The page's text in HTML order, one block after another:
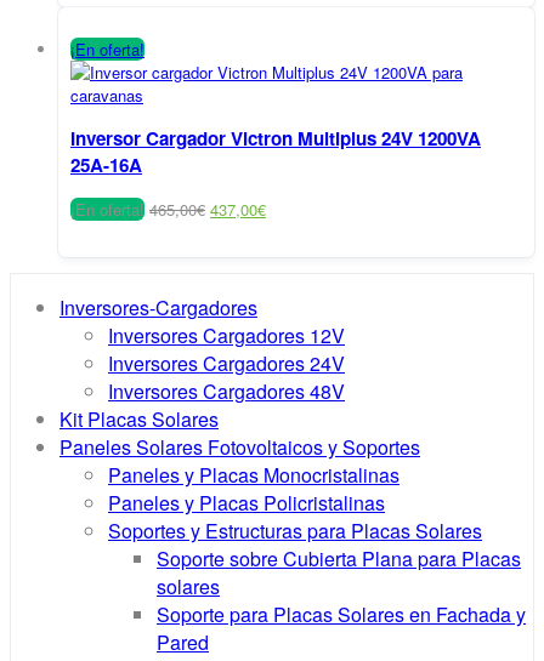
¡En oferta!
Inversor Cargador Victron Multiplus 24V 1200VA
25A-16A
¡En oferta! 465,00€ El
original
465,00€.
437,00€El
actual
Inversores-Cargadores
Inversores Cargadores 12V
Inversores Cargadores 24V
Inversores Cargadores 48V
Kit Placas Solares
Paneles Solares Fotovoltaicos y Soportes
Paneles y Placas Monocristalinas
Paneles y Placas Policristalinas
Soportes y Estructuras para Placas Solares
Soporte sobre Cubierta Plana para Placas
solares
Soporte para Placas Solares en Fachada y
Pared